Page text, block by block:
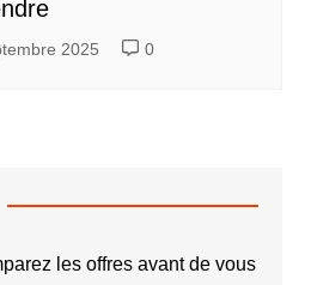
2025 0
les offres avant de vous